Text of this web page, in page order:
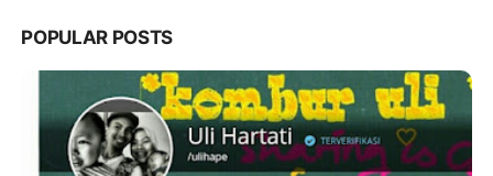
POPULAR POSTS